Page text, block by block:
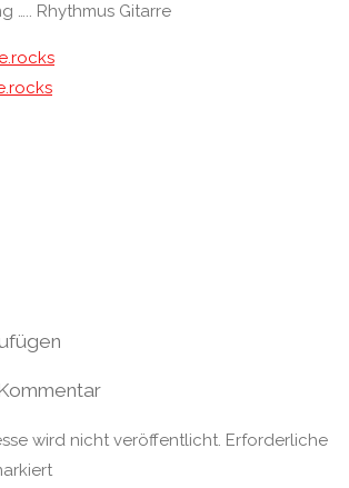
….. Rhythmus Gitarre
wird nicht veröffentlicht. Erforderliche